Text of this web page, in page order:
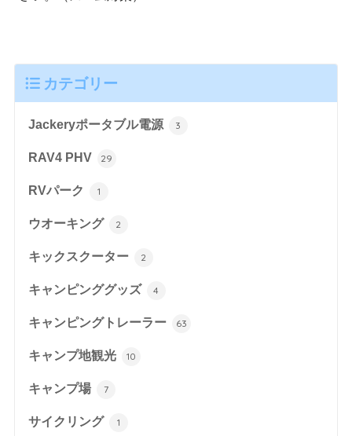
カテゴリー
Jackeryポータブル電源 3
RAV4 PHV 29
RVパーク 1
ウオーキング 2
キックスクーター 2
キャンピンググッズ 4
キャンピングトレーラー 63
キャンプ地観光 10
キャンプ場 7
サイクリング 1